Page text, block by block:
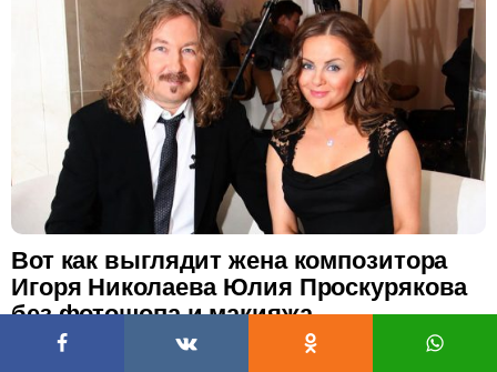
Вот как выглядит жена композитора
Игоря Николаева Юлия Проскурякова
без фотошопа и макияжа